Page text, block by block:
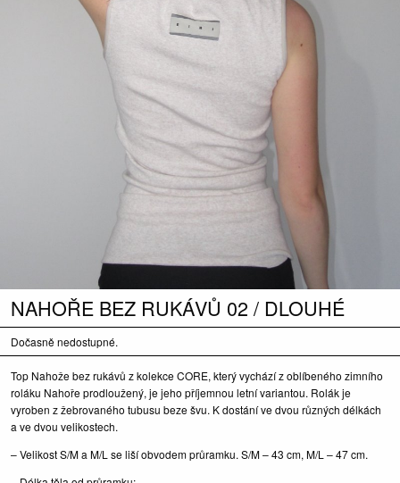
NAHOŘE BEZ RUKÁVŮ 02 / DLOUHÉ
Dočasně nedostupné.
Top Nahože bez rukávů z kolekce CORE, který vychází z oblíbeného zimního
roláku Nahoře prodloužený, je jeho příjemnou letní variantou. Rolák je
vyroben z žebrovaného tubusu beze švu. K dostání ve dvou různých délkách
a ve dvou velikostech.
– Velikost S/M a M/L se liší obvodem průramku. S/M – 43 cm, M/L – 47 cm.